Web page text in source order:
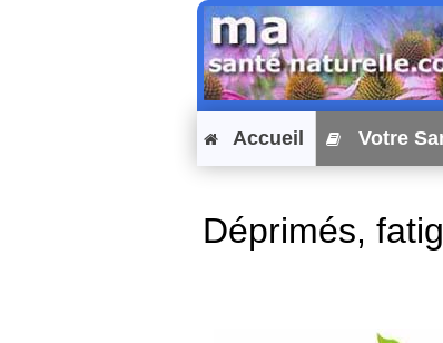
Accueil Votre
Déprimés,